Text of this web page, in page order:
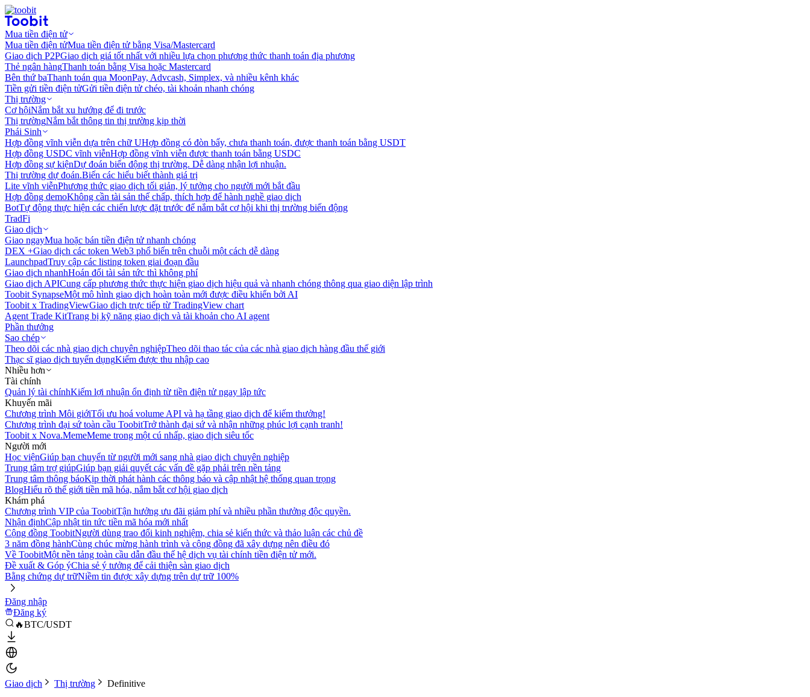
Mua tiền điện tử
Mua tiền điện tửMua tiền điện tử bằng Visa/Mastercard
Giao dịch P2PGiao dịch giá tốt nhất với nhiều lựa chọn phương thức thanh toán địa phương
Thẻ ngân hàngThanh toán bằng Visa hoặc Mastercard
Bên thứ baThanh toán qua MoonPay, Advcash, Simplex, và nhiều kênh khác
Tiền gửi tiền điện tửGửi tiền điện tử chéo, tài khoản nhanh chóng
Thị trường
Cơ hộiNắm bắt xu hướng để đi trước
Thị trườngNắm bắt thông tin thị trường kịp thời
Phái Sinh
Hợp đồng vĩnh viễn dựa trên chữ UHợp đồng có đòn bẩy, chưa thanh toán, được thanh toán bằng USDT
Hợp đồng USDC vĩnh viễnHợp đồng vĩnh viễn được thanh toán bằng USDC
Hợp đồng sự kiệnDự đoán biến động thị trường. Dễ dàng nhận lợi nhuận.
Thị trường dự đoán.Biến các hiểu biết thành giá trị
Lite vĩnh viễnPhương thức giao dịch tối giản, lý tưởng cho người mới bắt đầu
Hợp đồng demoKhông cần tài sản thế chấp, thích hợp để hành nghề giao dịch
BotTự động thực hiện các chiến lược đặt trước để nắm bắt cơ hội khi thị trường biến động
TradFi
Giao dịch
Giao ngayMua hoặc bán tiền điện tử nhanh chóng
DEX +Giao dịch các token Web3 phổ biến trên chuỗi một cách dễ dàng
LaunchpadTruy cập các listing token giai đoạn đầu
Giao dịch nhanhHoán đổi tài sản tức thì không phí
Giao dịch APICung cấp phương thức thực hiện giao dịch hiệu quả và nhanh chóng thông qua giao diện lập trình
Toobit SynapseMột mô hình giao dịch hoàn toàn mới được điều khiển bởi AI
Toobit x TradingViewGiao dịch trực tiếp từ TradingView chart
Agent Trade KitTrang bị kỹ năng giao dịch và tài khoản cho AI agent
Phần thưởng
Sao chép
Theo dõi các nhà giao dịch chuyên nghiệpTheo dõi thao tác của các nhà giao dịch hàng đầu thế giới
Thạc sĩ giao dịch tuyển dụngKiếm được thu nhập cao
Nhiều hơn
Tài chính
Quản lý tài chínhKiếm lợi nhuận ổn định từ tiền điện tử ngay lập tức
Khuyến mãi
Chương trình Môi giớiTối ưu hoá volume API và hạ tầng giao dịch để kiếm thưởng!
Chương trình đại sứ toàn cầu ToobitTrở thành đại sứ và nhận những phúc lợi cạnh tranh!
Toobit x Nova.MemeMeme trong một cú nhấp, giao dịch siêu tốc
Người mới
Học việnGiúp bạn chuyển từ người mới sang nhà giao dịch chuyên nghiệp
Trung tâm trợ giúpGiúp bạn giải quyết các vấn đề gặp phải trên nền tảng
Trung tâm thông báoKịp thời phát hành các thông báo và cập nhật hệ thống quan trọng
BlogHiểu rõ thế giới tiền mã hóa, nắm bắt cơ hội giao dịch
Khám phá
Chương trình VIP của ToobitTận hưởng ưu đãi giảm phí và nhiều phần thưởng độc quyền.
Nhận địnhCập nhật tin tức tiền mã hóa mới nhất
Cộng đồng ToobitNgười dùng trao đổi kinh nghiệm, chia sẻ kiến thức và thảo luận các chủ đề
3 năm đồng hànhCùng chúc mừng hành trình và cộng đồng đã xây dựng nên điều đó
Về ToobitMột nền tảng toàn cầu dẫn đầu thế hệ dịch vụ tài chính tiền điện tử mới.
Đề xuất & Góp ýChia sẻ ý tưởng để cải thiện sàn giao dịch
Bằng chứng dự trữNiềm tin được xây dựng trên dự trữ 100%
Đăng nhập
Đăng ký
🔥BTC/USDT
Giao dịch Thị trường Definitive